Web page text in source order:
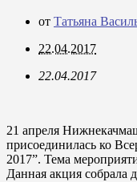
от Татьяна
22.04.2017
22.04.2017
21 апреля
присоединилась ко
2017”. Тема
Данная акция собрала